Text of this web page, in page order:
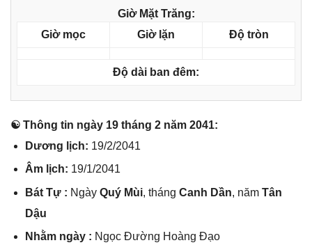
Giờ Mặt Trăng:
Giờ mọc
Giờ lặn Độ tròn
Độ dài ban đêm:
☯ Thônɡ tin ngày 19 thánɡ 2 năm 2041:
Dươnɡ lịch: 19/2/2041
Âm lịch: 19/1/2041
Bát Tự : Ngày Quý Mùi, thánɡ Canh Dần, năm Tân
Dậu
Nhằm ngày : Ngọc Đườnɡ Hoànɡ Đạo